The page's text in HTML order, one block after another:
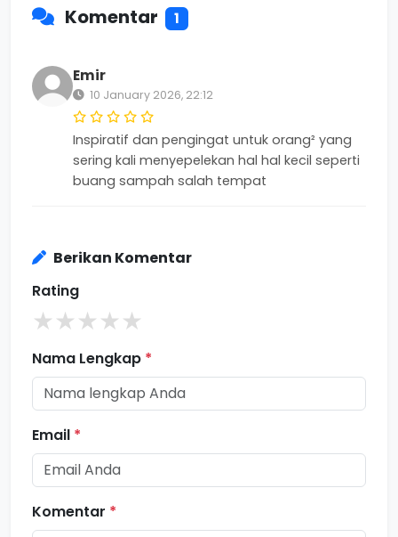
Komentar 1
Emir
10 January 2026, 22:12
Inspiratif dan pengingat untuk orang² yang
sering kali menyepelekan hal hal kecil seperti
buang sampah salah tempat
Berikan Komentar
Rating
★★★★★
Nama Lengkap *
Email *
Komentar *